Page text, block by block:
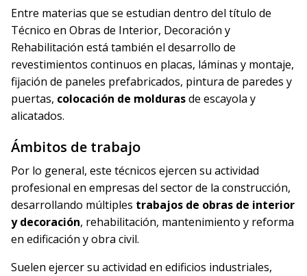
Entre materias que se estudian dentro del título de
Técnico en Obras de Interior, Decoración y
Rehabilitación está también el desarrollo de
revestimientos continuos en placas, láminas y montaje,
fijación de paneles prefabricados, pintura de paredes y
puertas, colocación de moldurasde escayola y
alicatados.
Ámbitos de trabajo
Por lo general, este técnicos ejercen su actividad
profesional en empresas del sector de la construcción,
desarrollando múltiples trabajos de obras de interior
y decoración, rehabilitación, mantenimiento y reforma
en edificación y obra civil.
Suelen ejercer su actividad en edificios industriales,